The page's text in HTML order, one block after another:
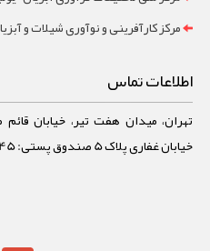
مرکز کارآفرینی و نوآوری شیلات و
اطلاعات تماس
تهران، میدان هفت تیر، خیابان
خیابان غفاری پلاک 5 صندوق پستی: 15745-133 و کد پستی: 1588733111